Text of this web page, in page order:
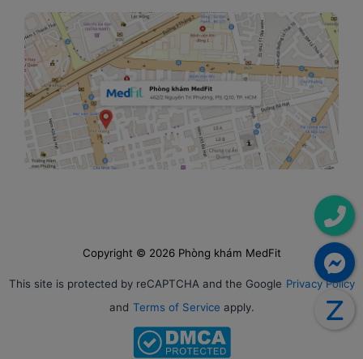
Copyright © 2026 Phòng khám MedFit
This site is protected by reCAPTCHA and the Google Privacy Policy
and Terms of Service apply.